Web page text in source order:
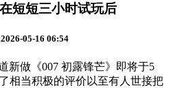
短短三小时试玩后
05-16 06:54
做《007 初露锋芒》即将于5
相当积极的评价以至有人世接把